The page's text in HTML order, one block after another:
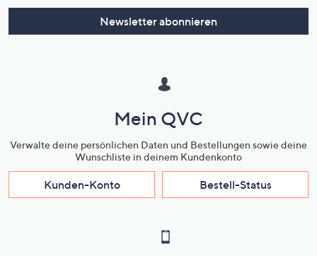
Newsletter abonnieren
Mein QVC
Verwalte deine persönlichen Daten und Bestellungen sowie deine
Wunschliste in deinem Kundenkonto
Kunden-Konto Bestell-Status